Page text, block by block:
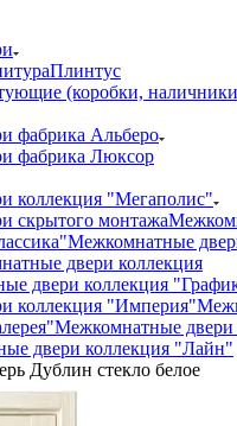
Плинтус
(коробки,
фабрика Альберо
фабрика Люксор
коллекция "Мегаполис"
скрытого монтажа
Межкомнатные
двери коллекция
двери коллекция
коллекция "Империя"
Межкомнатные двери
двери коллекция "Лайн"
Дублин стекло белое